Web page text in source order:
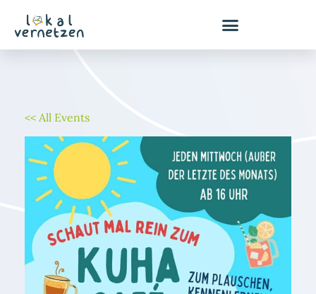
Inhalt
springen
<< All Events